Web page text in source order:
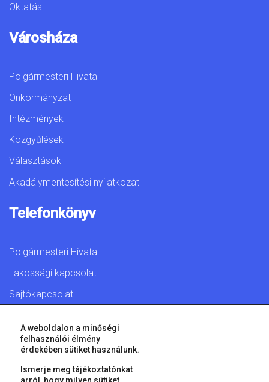
Oktatás
Városháza
Polgármesteri Hivatal
Önkormányzat
Intézmények
Közgyűlések
Választások
Akadálymentesítési nyilatkozat
Telefonkönyv
Polgármesteri Hivatal
Lakossági kapcsolat
Sajtókapcsolat
© 2026 Győr Megyei Jogú Város • Minden jog fenntartva!
A weboldalon a minőségi
felhasználói élmény
érdekében sütiket használunk.
Ismerje meg tájékoztatónkat